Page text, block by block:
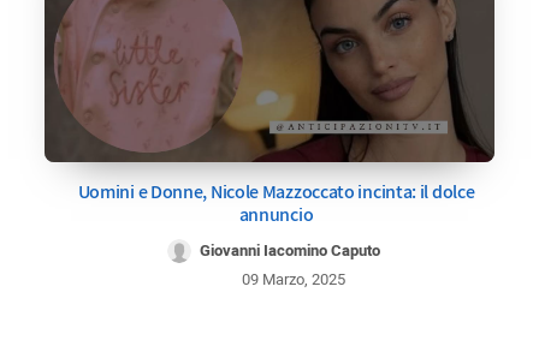
Uomini e Donne, Nicole Mazzoccato incinta: il dolce
annuncio
Giovanni Iacomino Caputo
09 Marzo, 2025